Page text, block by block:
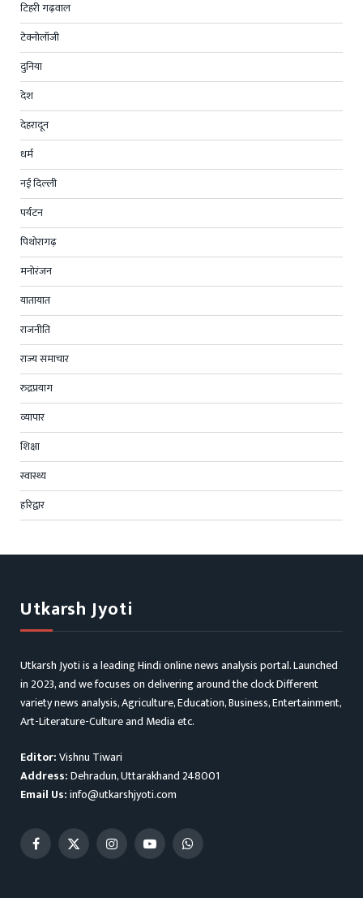
टिहरी गढ़वाल
टेक्नोलॉजी
दुनिया
देश
देहरादून
धर्म
नई दिल्ली
पर्यटन
पिथोरागढ़
मनोरंजन
यातायात
राजनीति
राज्य समाचार
रुद्रप्रयाग
व्यापार
शिक्षा
स्वास्थ्य
हरिद्वार
Utkarsh Jyoti
Utkarsh Jyoti is a leading Hindi online news analysis portal. Launched
in 2023, and we focuses on delivering around the clock Different
variety news analysis, Agriculture, Education, Business, Entertainment,
Art-Literature-Culture and Media etc.
Editor:Vishnu Tiwari
Address:Dehradun, Uttarakhand 248001
Email Us:info@utkarshjyoti.com
Facebook
X
InstagramYouTubeWhatsApp